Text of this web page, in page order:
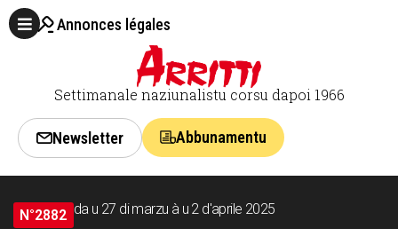
Annonces légales
Settimanale naziunalistu corsu dapoi 1966
Newsletter Abbunamentu
N°2882 da u 27 di marzu à u 2 d'aprile 2025